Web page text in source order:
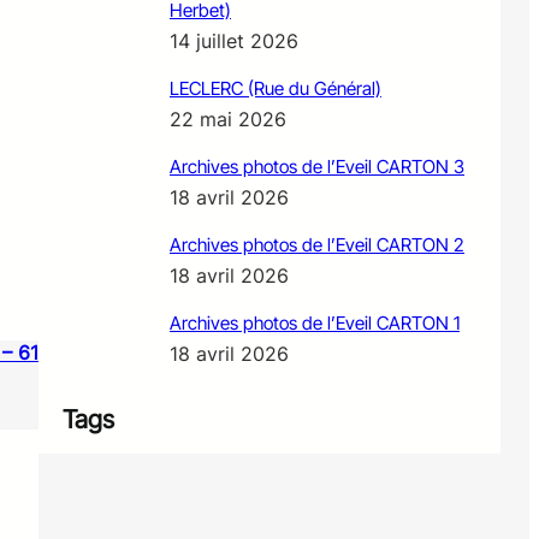
61
Herbet)
14 juillet 2026
LECLERC (Rue du Général)
22 mai 2026
Archives photos de l’Eveil CARTON 3
18 avril 2026
Archives photos de l’Eveil CARTON 2
18 avril 2026
Archives photos de l’Eveil CARTON 1
18 avril 2026
Tags